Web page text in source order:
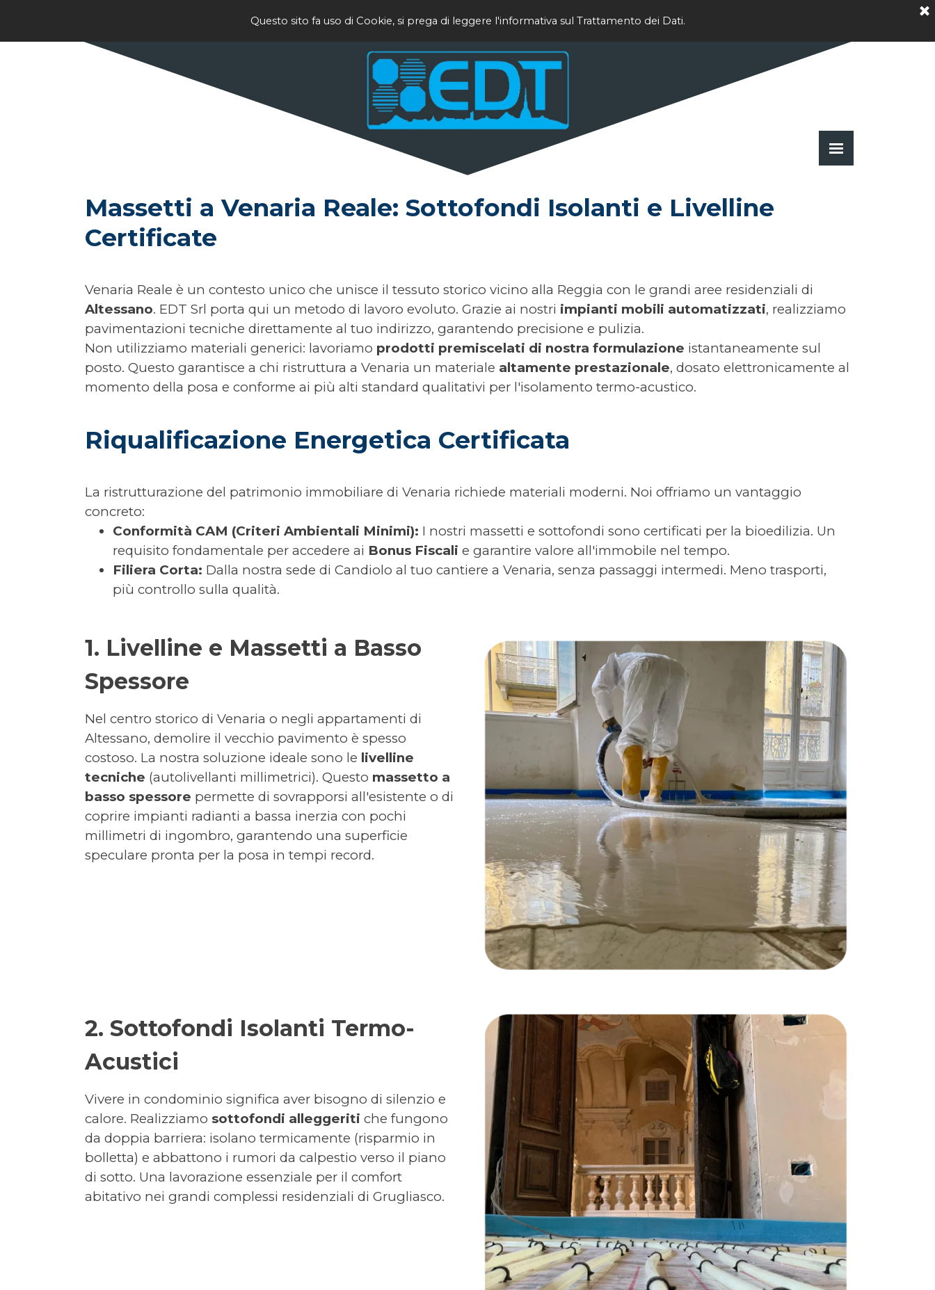
Questo sito fa uso di Cookie, si prega di leggere l'informativa sul Trattamento dei Dati.
Massetti a Venaria Reale: Sottofondi Isolanti e Livelline
Certificate
Venaria Reale è un contesto unico che unisce il tessuto storico vicino alla Reggia con le grandi aree residenziali di
Altessano. EDT Srl porta qui un metodo di lavoro evoluto. Grazie ai nostri impianti mobili automatizzati, realizziamo
pavimentazioni tecniche direttamente al tuo indirizzo, garantendo precisione e pulizia.
Non utilizziamo materiali generici: lavoriamo prodotti premiscelati di nostra formulazione istantaneamente sul
posto. Questo garantisce a chi ristruttura a Venaria un materiale altamente prestazionale, dosato elettronicamente al
momento della posa e conforme ai più alti standard qualitativi per l'isolamento termo-acustico.
Riqualificazione Energetica Certificata
La ristrutturazione del patrimonio immobiliare di Venaria richiede materiali moderni. Noi offriamo un vantaggio
concreto:
Conformità CAM (Criteri Ambientali Minimi): I nostri massetti e sottofondi sono certificati per la bioedilizia. Un
requisito fondamentale per accedere ai Bonus Fiscali e garantire valore all'immobile nel tempo.
Filiera Corta: Dalla nostra sede di Candiolo al tuo cantiere a Venaria, senza passaggi intermedi. Meno trasporti,
più controllo sulla qualità.
1. Livelline e Massetti a Basso
Spessore
Nel centro storico di Venaria o negli appartamenti di
Altessano, demolire il vecchio pavimento è spesso
costoso. La nostra soluzione ideale sono le livelline
tecniche (autolivellanti millimetrici). Questo massetto a
basso spessore permette di sovrapporsi all'esistente o di
coprire impianti radianti a bassa inerzia con pochi
millimetri di ingombro, garantendo una superficie
speculare pronta per la posa in tempi record.
2. Sottofondi Isolanti Termo-
Acustici
Vivere in condominio significa aver bisogno di silenzio e
calore. Realizziamo sottofondi alleggeriti che fungono
da doppia barriera: isolano termicamente (risparmio in
bolletta) e abbattono i rumori da calpestio verso il piano
di sotto. Una lavorazione essenziale per il comfort
abitativo nei grandi complessi residenziali di Grugliasco.